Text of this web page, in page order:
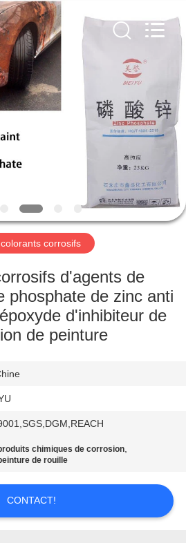
corrosifs
d'agents de
phosphate de zinc anti
d'inhibiteur de
de peinture
chimiques de corrosion,
de rouille
CONTACT!